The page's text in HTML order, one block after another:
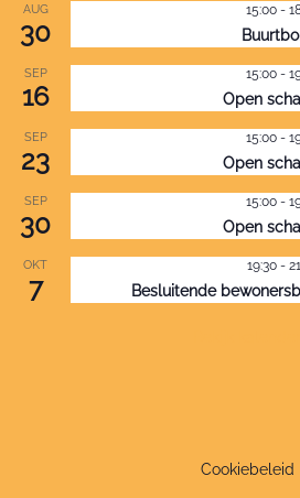
AUG
30
15:00-
SEP
16
15:00-
Open
SEP
23
15:00-
Open
SEP
30
15:00-
Open
OKT
7
19:30 -
Besluitende
Cookiebeleid